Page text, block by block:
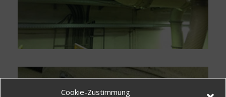
Cookie-Zustimmung